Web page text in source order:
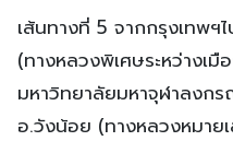
เส้นทางที่ 5 จากกรุงเทพฯ
(ทางหลวงพิเศษระหว่างเ
มหาวิทยาลัยมหาจุฬาลงก
อ.วังน้อย (ทางหลวงหมา